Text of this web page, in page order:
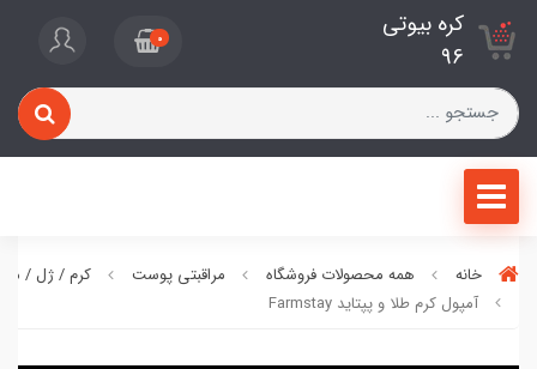
کره بیوتی
96
0
خانه همه محصولات فروشگاه مراقبتی پوست
کرم / ژل /
آمپول کرم طلا و پپتاید Farmstay